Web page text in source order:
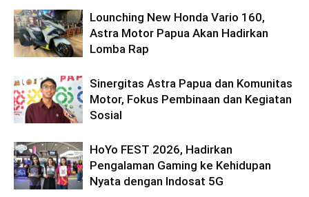
Lounching New Honda Vario 160,
Astra Motor Papua Akan Hadirkan
Lomba Rap
Sinergitas Astra Papua dan Komunitas
Motor, Fokus Pembinaan dan Kegiatan
Sosial
HoYo FEST 2026, Hadirkan
Pengalaman Gaming ke Kehidupan
Nyata dengan Indosat 5G